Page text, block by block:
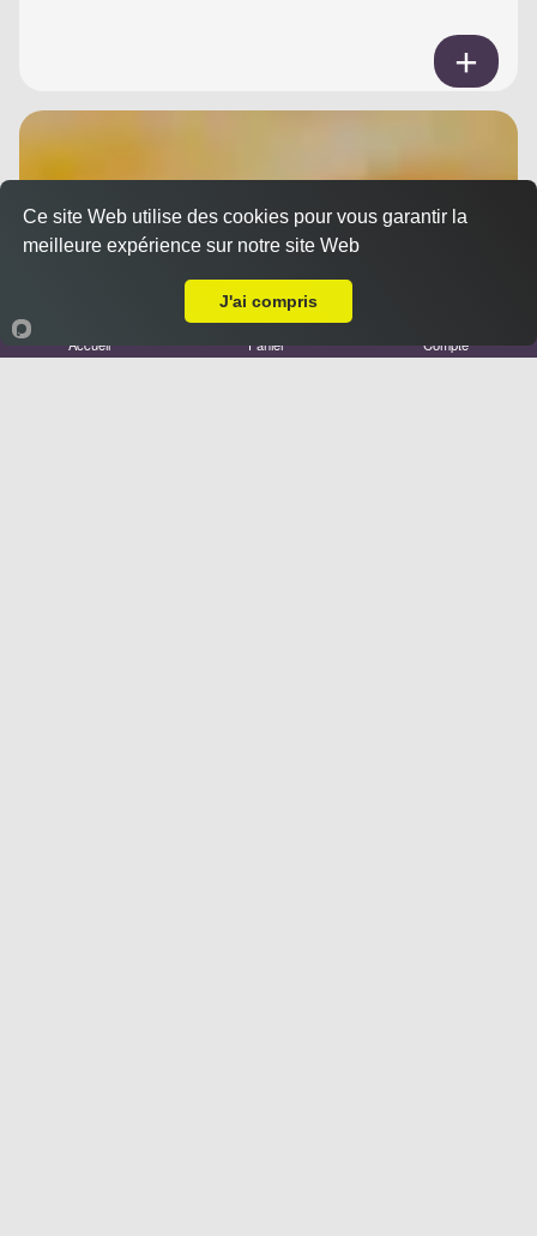
Accueil Panier Compte
Ce site Web utilise des cookies pour vous garantir la
meilleure expérience sur notre site Web
J'ai compris